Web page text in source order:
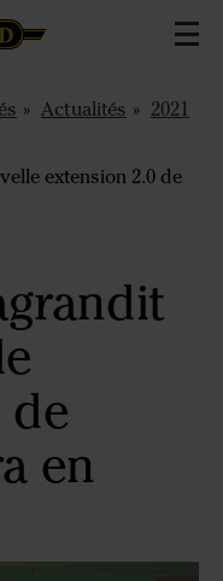
Actualités
2021
extension 2.0 de
de
en